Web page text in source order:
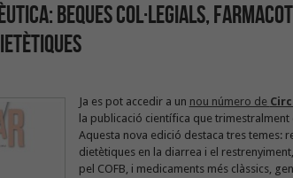
beques col·legials,
Ja es pot accedir a un nou número de
la publicació científica que trimestralment
Aquesta nova edició destaca tres temes:
dietètiques en la diarrea i el
pel COFB, i medicaments més clàssics,